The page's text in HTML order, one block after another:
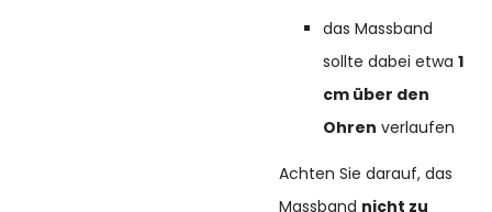
das Massband
sollte dabei etwa1
cm über den
Ohren verlaufen
Achten Sie darauf, das
Massband nicht zu